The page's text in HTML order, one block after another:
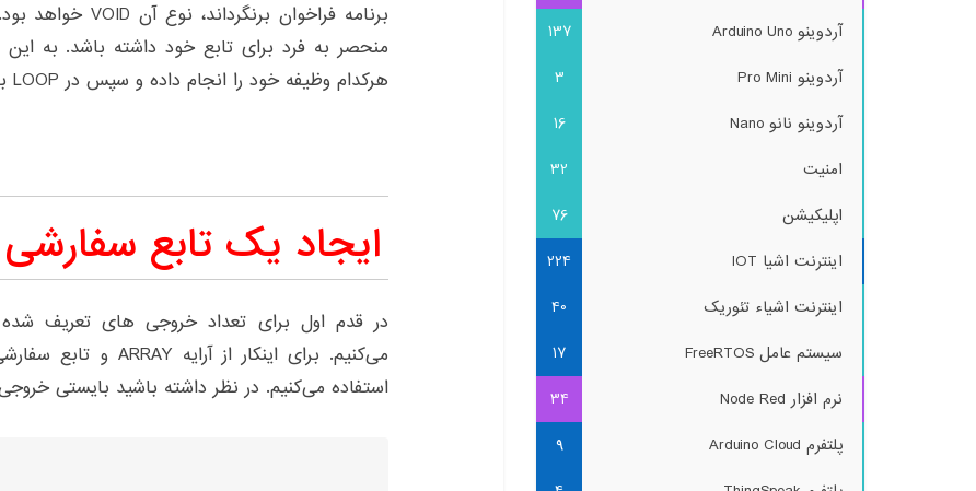
منحصر به فرد برای تابع خود داشته باشد. به
هرکدام وظیفه خود را انجام داده و سپس در LOOP برنامه تعریف می‌شوند.
ایجاد یک تابع
در قدم اول برای تعداد خروجی های تعریف
استفاده می‌کنیم. در نظر داشته باشید بایستی
آردوینو Arduino Uno
137
آردوینو Pro Mini
3
آردوینو نانو Nano
16
امنیت
32
اپلیکیشن
76
اینترنت اشیا IOT
224
اینترنت اشیاء تئوریک
40
سیستم عامل FreeRTOS
17
نرم افزار Node Red
34
پلتفرم Arduino Cloud
9